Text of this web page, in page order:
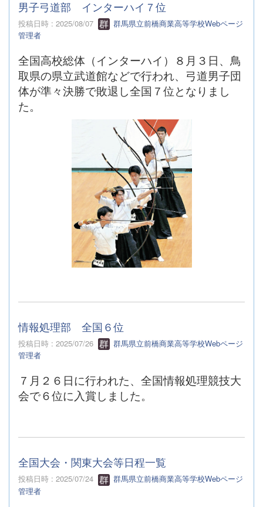
男子弓道部 インターハイ７位
投稿日時 : 2025/08/07
群馬県立前橋商業高等学校Webページ
管理者
全国高校総体（インターハイ）８月３日、鳥
取県の県立武道館などで行われ、弓道男子団
体が準々決勝で敗退し全国７位となりまし
た。
情報処理部 全国６位
投稿日時 : 2025/07/26
群馬県立前橋商業高等学校Webページ
管理者
７月２６日に行われた、全国情報処理競技大
会で６位に入賞しました。
全国大会・関東大会等日程一覧
投稿日時 : 2025/07/24
群馬県立前橋商業高等学校Webページ
管理者